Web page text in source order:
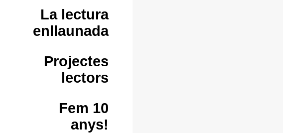
La lectura
enllaunada
Projectes
lectors
Fem 10
anys!